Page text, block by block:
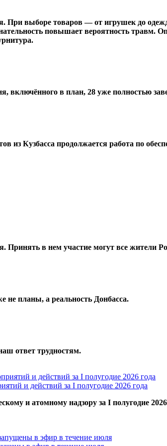
При выборе товаров — от игрушек до
повышает вероятность травм.
включённого в план, 28 уже полностью
Кузбасса продолжается работа по
Принять в нем участие могут все жители
не планы, а реальность Донбасса.
ответ трудностям.
и действий за I полугодие 2026 года
и атомному надзору за I полугодие